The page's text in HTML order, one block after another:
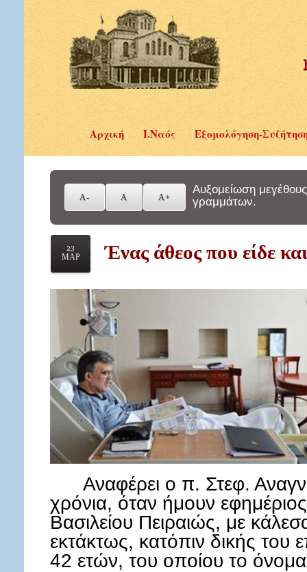
Αρχική Ι.Ναός Εξομολόγηση-
Αυξομείωση μεγέθους
γραμμάτων.
23
ΜΑΡ
Ένας άθεος που είδε
Αναφέρει ο π. Στεφ.
χρόνια, όταν ήμουν
Βασιλείου Πειραιώς, με
εκτάκτως, κατόπιν δικής του
42 ετών, του οποίου το